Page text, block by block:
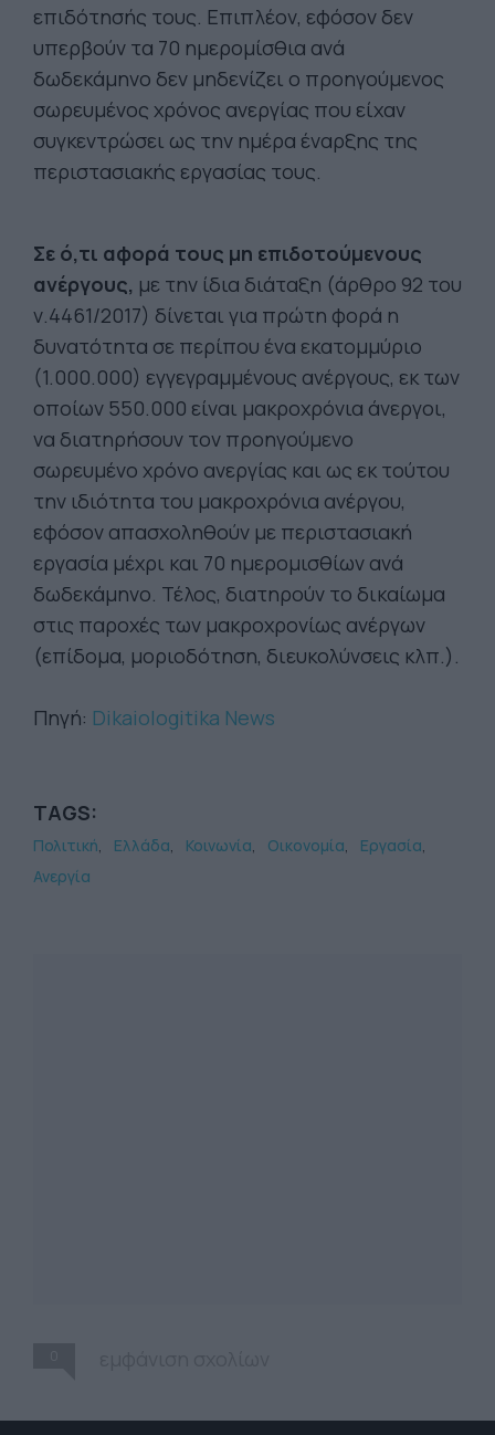
επιδότησής τους. Επιπλέον, εφόσον δεν
υπερβούν τα 70 ημερομίσθια ανά
δωδεκάμηνο δεν μηδενίζει ο προηγούμενος
σωρευμένος χρόνος ανεργίας που είχαν
συγκεντρώσει ως την ημέρα έναρξης της
περιστασιακής εργασίας τους.
Σε ό,τι αφορά τους μη επιδοτούμενους
ανέργους, με την ίδια διάταξη (άρθρο 92 του
ν.4461/2017) δίνεται για πρώτη φορά η
δυνατότητα σε περίπου ένα εκατομμύριο
(1.000.000) εγγεγραμμένους ανέργους, εκ των
οποίων 550.000 είναι μακροχρόνια άνεργοι,
να διατηρήσουν τον προηγούμενο
σωρευμένο χρόνο ανεργίας και ως εκ τούτου
την ιδιότητα του μακροχρόνια ανέργου,
εφόσον απασχοληθούν με περιστασιακή
εργασία μέχρι και 70 ημερομισθίων ανά
δωδεκάμηνο. Τέλος, διατηρούν το δικαίωμα
στις παροχές των μακροχρονίως ανέργων
(επίδομα, μοριοδότηση, διευκολύνσεις κλπ.).
Πηγή: Dikaiologitika News
TAGS:
Πολιτική Ελλάδα Κοινωνία Οικονομία
Εργασία
Ανεργία